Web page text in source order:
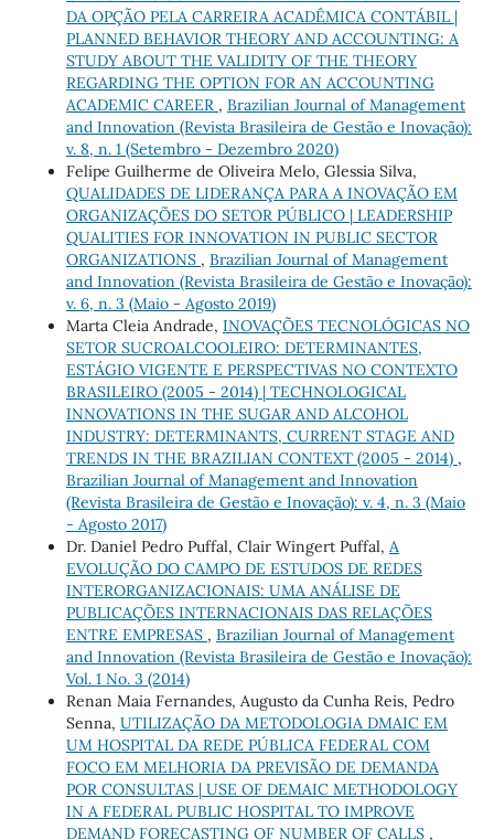
DA OPÇÃO PELA CARREIRA ACADÊMICA CONTÁBIL |
PLANNED BEHAVIOR THEORY AND ACCOUNTING: A
STUDY ABOUT THE VALIDITY OF THE THEORY
REGARDING THE OPTION FOR AN ACCOUNTING
ACADEMIC CAREER , Brazilian Journal of Management
and Innovation (Revista Brasileira de Gestão e Inovação):
v. 8, n. 1 (Setembro - Dezembro 2020)
Felipe Guilherme de Oliveira Melo, Glessia Silva,
QUALIDADES DE LIDERANÇA PARA A INOVAÇÃO EM
ORGANIZAÇÕES DO SETOR PÚBLICO | LEADERSHIP
QUALITIES FOR INNOVATION IN PUBLIC SECTOR
ORGANIZATIONS , Brazilian Journal of Management
and Innovation (Revista Brasileira de Gestão e Inovação):
v. 6, n. 3 (Maio - Agosto 2019)
Marta Cleia Andrade, INOVAÇÕES TECNOLÓGICAS NO
SETOR SUCROALCOOLEIRO: DETERMINANTES,
ESTÁGIO VIGENTE E PERSPECTIVAS NO CONTEXTO
BRASILEIRO (2005 - 2014) | TECHNOLOGICAL
INNOVATIONS IN THE SUGAR AND ALCOHOL
INDUSTRY: DETERMINANTS, CURRENT STAGE AND
TRENDS IN THE BRAZILIAN CONTEXT (2005 - 2014) ,
Brazilian Journal of Management and Innovation
(Revista Brasileira de Gestão e Inovação): v. 4, n. 3 (Maio
- Agosto 2017)
Dr. Daniel Pedro Puffal, Clair Wingert Puffal, A
EVOLUÇÃO DO CAMPO DE ESTUDOS DE REDES
INTERORGANIZACIONAIS: UMA ANÁLISE DE
PUBLICAÇÕES INTERNACIONAIS DAS RELAÇÕES
ENTRE EMPRESAS , Brazilian Journal of Management
and Innovation (Revista Brasileira de Gestão e Inovação):
Vol. 1 No. 3 (2014)
Renan Maia Fernandes, Augusto da Cunha Reis, Pedro
Senna, UTILIZAÇÃO DA METODOLOGIA DMAIC EM
UM HOSPITAL DA REDE PÚBLICA FEDERAL COM
FOCO EM MELHORIA DA PREVISÃO DE DEMANDA
POR CONSULTAS | USE OF DEMAIC METHODOLOGY
IN A FEDERAL PUBLIC HOSPITAL TO IMPROVE
DEMAND FORECASTING OF NUMBER OF CALLS ,